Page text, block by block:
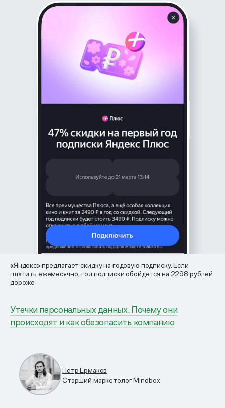
«Яндекс» предлагает скидку на годовую подписку. Если
платить ежемесячно, год подписки обойдется на 2298 рублей
дороже
Утечки персональных данных. Почему они
происходят и как обезопасить компанию
Петр Ермаков
Старший маркетолог Mindbox